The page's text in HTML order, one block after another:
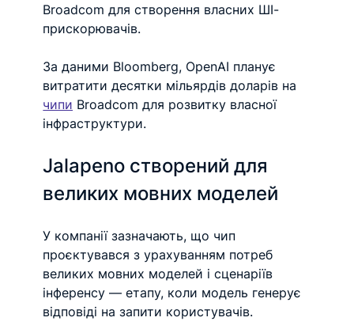
Broadcom для створення власних ШІ-
прискорювачів.
За даними Bloomberg, OpenAI планує
витратити десятки мільярдів доларів на
чипи Broadcom для розвитку власної
інфраструктури.
Jalapeno створений для
великих мовних моделей
У компанії зазначають, що чип
проєктувався з урахуванням потреб
великих мовних моделей і сценаріїв
інференсу — етапу, коли модель генерує
відповіді на запити користувачів.